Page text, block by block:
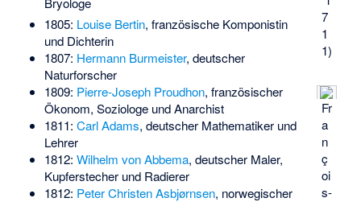
7
1
1)
Fr
a
n
ç
oi
s-
1805: Louise Bertin, französische Komponistin
und Dichterin
1807: Hermann Burmeister, deutscher
Naturforscher
1809: Pierre-Joseph Proudhon, französischer
Ökonom, Soziologe und Anarchist
1811: Carl Adams, deutscher Mathematiker und
Lehrer
1812: Wilhelm von Abbema, deutscher Maler,
Kupferstecher und Radierer
1812: Peter Christen Asbjørnsen, norwegischer